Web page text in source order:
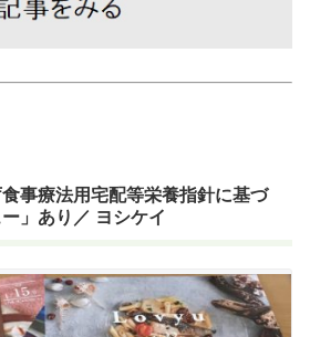
事療法用宅配等栄養指針に基づ
」あり／ ヨシケイ